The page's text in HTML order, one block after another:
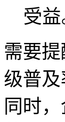
受益
需要
级普及
同时